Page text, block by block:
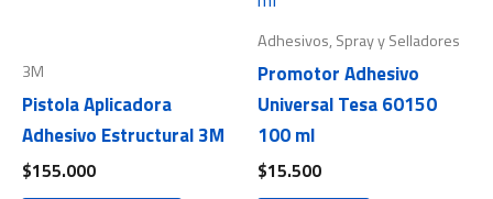
3M
Pistola Aplicadora
Adhesivo Estructural 3M
$155.000
Adhesivos, Spray y Selladores
Promotor Adhesivo
Universal Tesa 60150
100 ml
$15.500